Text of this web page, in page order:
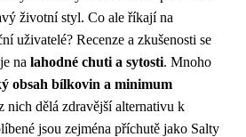
životní styl. Co ale říkají na
uživatelé? Recenze a zkušenosti se
na lahodné chuti a sytosti. Mnoho
obsah bílkovin a minimum
nich dělá zdravější alternativu k
jsou zejména příchutě jako Salty